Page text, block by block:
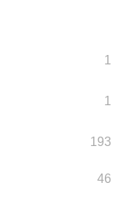
1
1
193
46